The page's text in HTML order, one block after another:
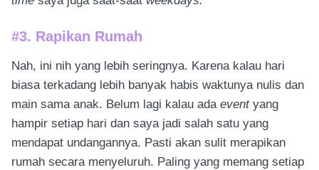
#3. Rapikan Rumah
Nah, ini nih yang lebih seringnya. Karena kalau hari
biasa terkadang lebih banyak habis waktunya nulis dan
main sama anak. Belum lagi kalau ada event yang
hampir setiap hari dan saya jadi salah satu yang
mendapat undangannya. Pasti akan sulit merapikan
rumah secara menyeluruh. Paling yang memang setiap